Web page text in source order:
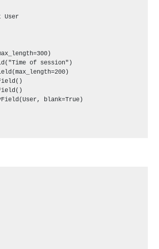
User
of session")
blank=True)